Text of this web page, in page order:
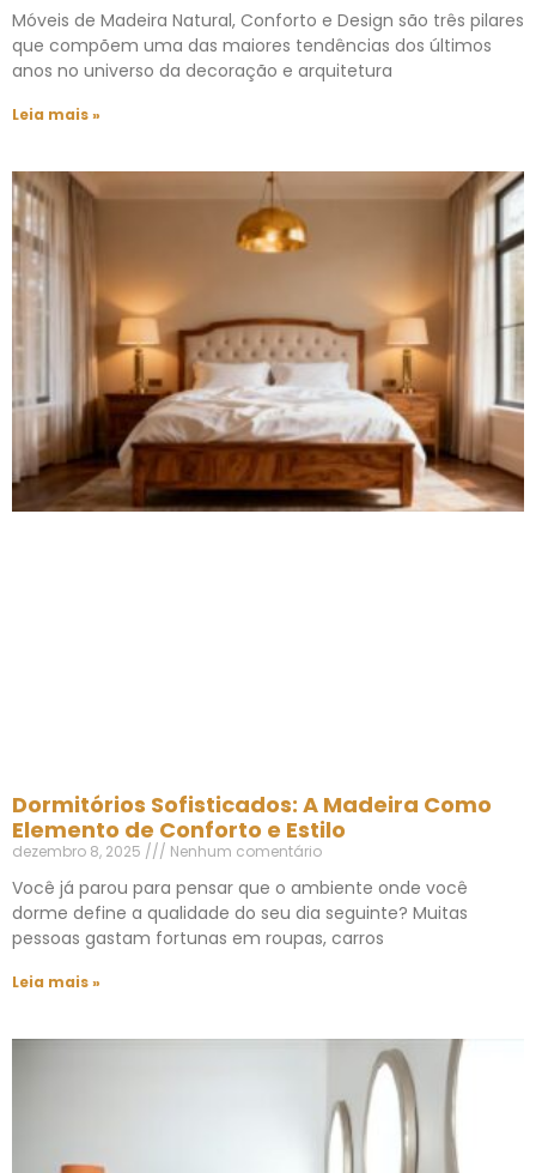
Móveis de Madeira Natural, Conforto e Design são três pilares
que compõem uma das maiores tendências dos últimos
anos no universo da decoração e arquitetura
Leia mais »
Dormitórios Sofisticados: A Madeira Como
Elemento de Conforto e Estilo
dezembro 8, 2025 Nenhum comentário
Você já parou para pensar que o ambiente onde você
dorme define a qualidade do seu dia seguinte? Muitas
pessoas gastam fortunas em roupas, carros
Leia mais »